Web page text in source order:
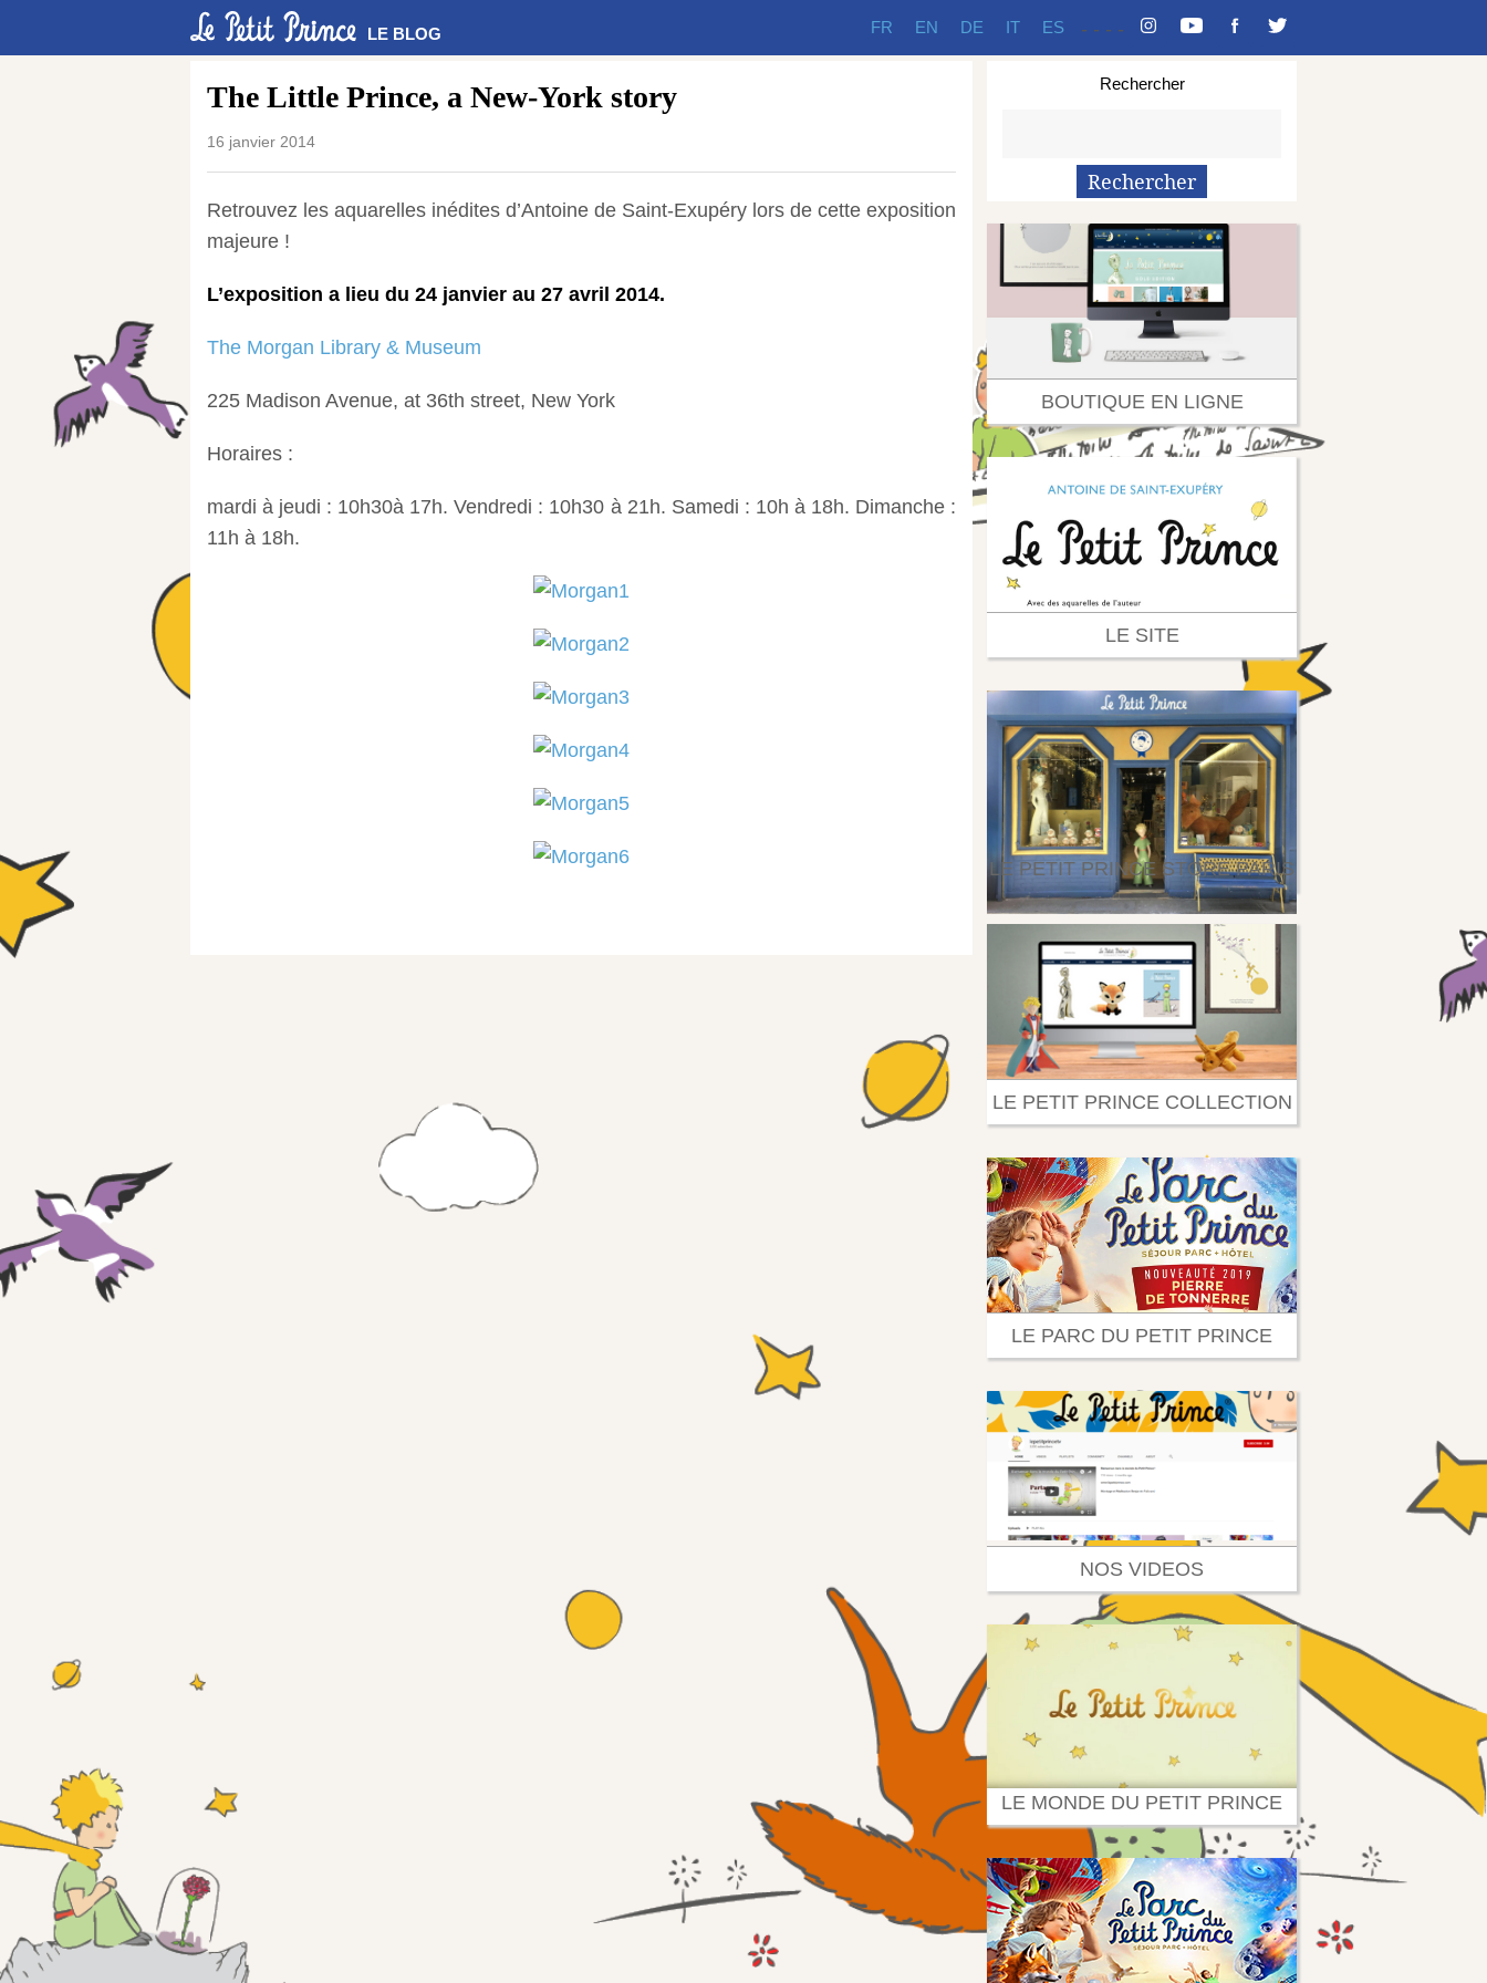
LE BLOG - - - -
FR EN DE IT ES
The Little Prince, a New-York story
16 janvier 2014
Retrouvez les aquarelles inédites d’Antoine de Saint-Exupéry lors de cette exposition
majeure !
L’exposition a lieu du 24 janvier au 27 avril 2014.
The Morgan Library & Museum
225 Madison Avenue, at 36th street, New York
Horaires :
mardi à jeudi : 10h30à 17h. Vendredi : 10h30 à 21h. Samedi : 10h à 18h. Dimanche :
11h à 18h.
Rechercher
BOUTIQUE EN LIGNE
LE SITE
LE PETIT PRINCE STORE PARIS
LE PETIT PRINCE COLLECTION
LE PARC DU PETIT PRINCE
NOS VIDEOS
LE MONDE DU PETIT PRINCE